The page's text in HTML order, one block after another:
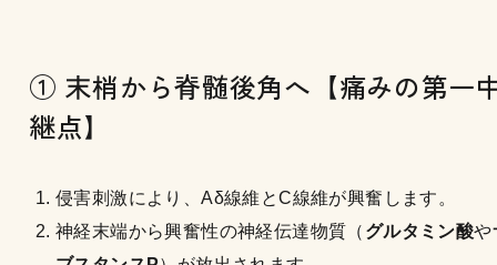
① 末梢から脊髄後角へ【痛みの第一
継点】
侵害刺激により、Aδ線維とC線維が興奮します。
神経末端から興奮性の神経伝達物質（ グルタミン酸や